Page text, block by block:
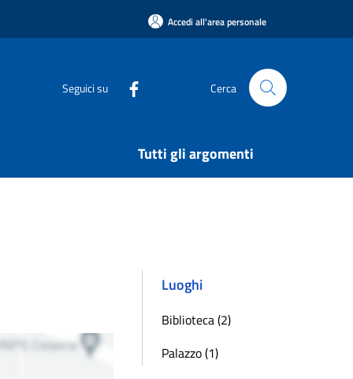
Accedi all'area personale
Seguici su Cerca
Tutti gli argomenti
Luoghi
Biblioteca (2)
Palazzo (1)